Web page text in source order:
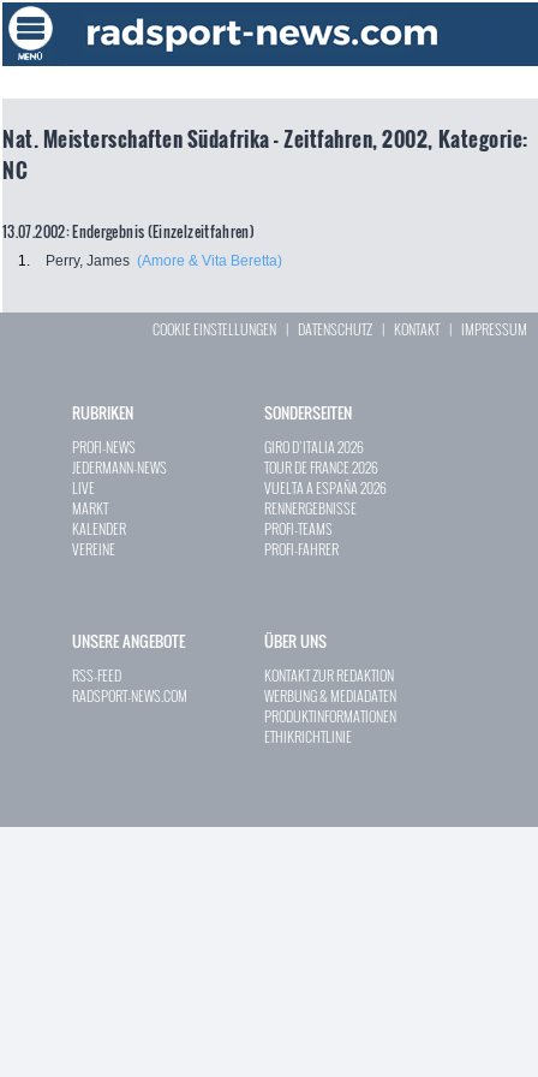
Nat. Meisterschaften Südafrika - Zeitfahren, 2002, Kategorie:
NC
13.07.2002: Endergebnis (Einzelzeitfahren)
1. Perry, James (Amore & Vita Beretta)
COOKIE EINSTELLUNGEN | DATENSCHUTZ | KONTAKT| IMPRESSUM
RUBRIKEN
PROFI-NEWS
JEDERMANN-NEWS
LIVE
MARKT
KALENDER
VEREINE
SONDERSEITEN
GIRO D`ITALIA 2026
TOUR DE FRANCE 2026
VUELTA A ESPAÑA 2026
RENNERGEBNISSE
PROFI-TEAMS
PROFI-FAHRER
UNSERE ANGEBOTE
RSS-FEED
RADSPORT-NEWS.COM
ÜBER UNS
KONTAKT ZUR REDAKTION
WERBUNG & MEDIADATEN
PRODUKTINFORMATIONEN
ETHIKRICHTLINIE